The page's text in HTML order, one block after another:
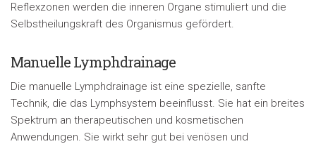
Reflexzonen werden die inneren Organe stimuliert und die
Selbstheilungskraft des Organismus gefördert.
Manuelle Lymphdrainage
Die manuelle Lymphdrainage ist eine spezielle, sanfte
Technik, die das Lymphsystem beeinflusst. Sie hat ein breites
Spektrum an therapeutischen und kosmetischen
Anwendungen. Sie wirkt sehr gut bei venösen und